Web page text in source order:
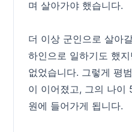
며 살아가야 했습니다.
더 이상 군인으로 살아
하인으로 일하기도 했
없었습니다. 그렇게 평
이 이어졌고, 그의 나이
원에 들어가게 됩니다.